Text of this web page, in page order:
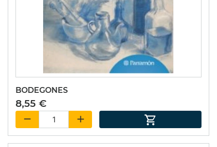
SET PIÑATA 9
EXCITER 15ml.
(15%)
BODEGONES
8,55 €